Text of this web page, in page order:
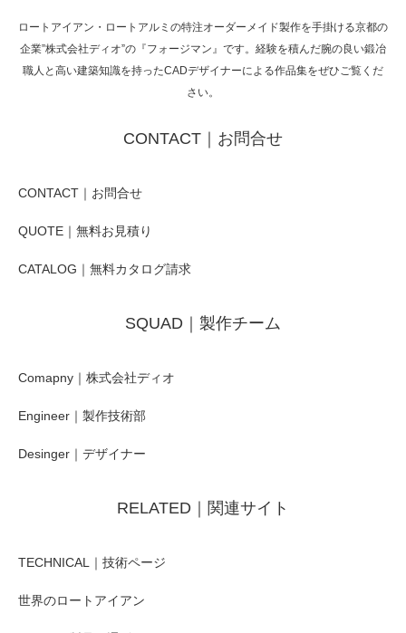
ロートアイアン・ロートアルミの特注オーダーメイド製作を手掛ける京都の
企業”株式会社ディオ”の『フォージマン』です。経験を積んだ腕の良い鍛冶
職人と高い建築知識を持ったCADデザイナーによる作品集をぜひご覧くだ
さい。
CONTACT｜お問合せ
CONTACT｜お問合せ
QUOTE｜無料お見積り
CATALOG｜無料カタログ請求
SQUAD｜製作チーム
Comapny｜株式会社ディオ
Engineer｜製作技術部
Desinger｜デザイナー
RELATED｜関連サイト
TECHNICAL｜技術ページ
世界のロートアイアン